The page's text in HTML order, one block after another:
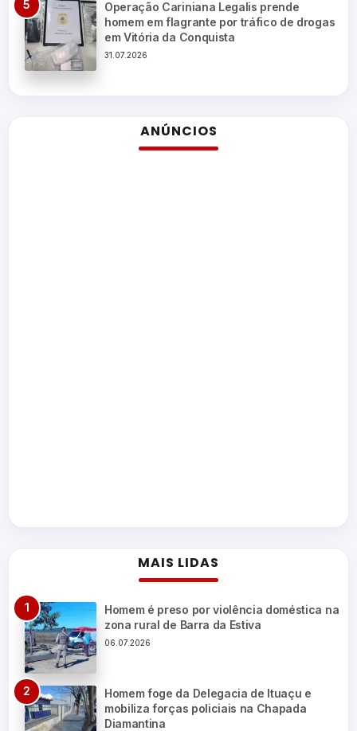
Operação Cariniana Legalis prende
homem em flagrante por tráfico de drogas
em Vitória da Conquista
31.07.2026
ANÚNCIOS
MAIS LIDAS
Homem é preso por violência doméstica na
zona rural de Barra da Estiva
06.07.2026
Homem foge da Delegacia de Ituaçu e
mobiliza forças policiais na Chapada
Diamantina